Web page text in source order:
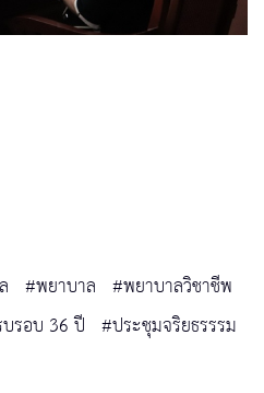
#พยาบาล #พยาบาลวิชาชีพ
รอบ 36 ปี #ประชุมจริยธรรรม